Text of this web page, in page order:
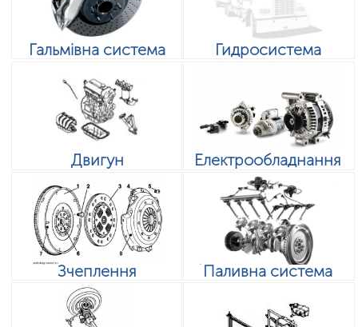
Гальмівна система Гидросистема
Двигун Електрообладнання
Зчеплення Паливна система